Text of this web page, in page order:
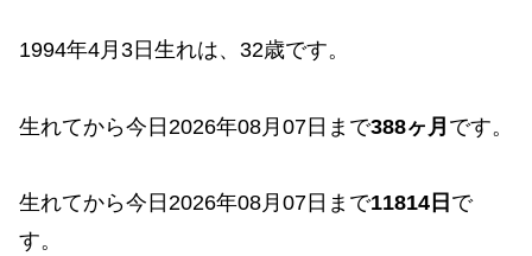
1994年4月3日生れは、32歳です。
生れてから今日2026年08月07日まで388ヶ月 です。
生れてから今日2026年08月07日まで11814日 で
す。